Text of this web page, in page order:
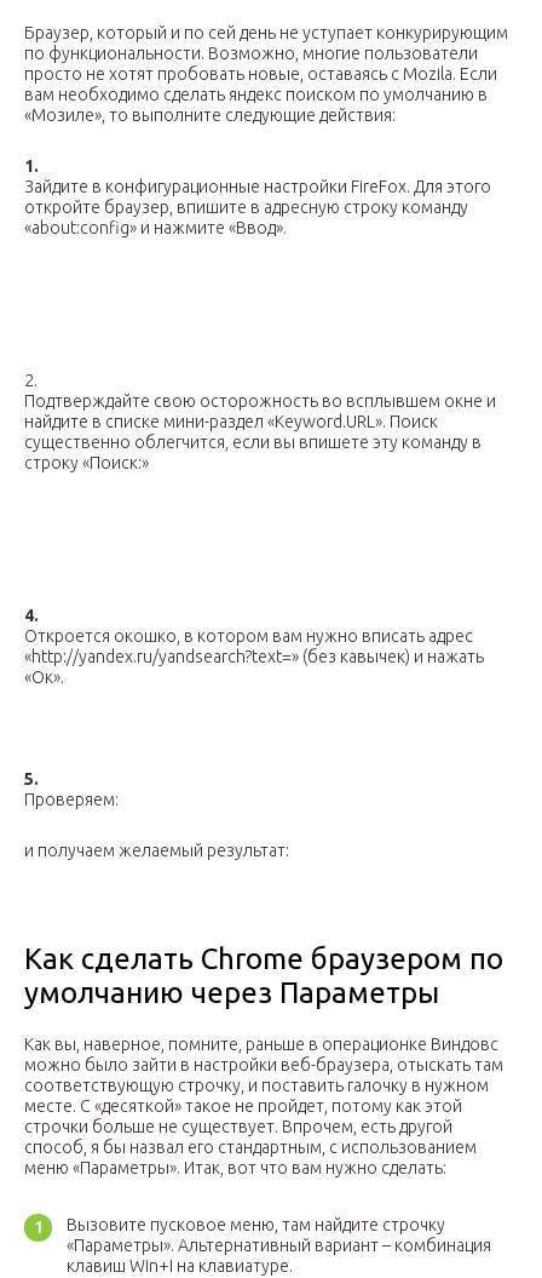
Браузер, который и по сей день не уступает конкурирующим
по функциональности. Возможно, многие пользователи
просто не хотят пробовать новые, оставаясь с Mozila. Если
вам необходимо сделать яндекс поиском по умолчанию в
«Мозиле», то выполните следующие действия:
1.
Зайдите в конфигурационные настройки FireFox. Для этого
откройте браузер, впишите в адресную строку команду
«about:config» и нажмите «Ввод».
2.
Подтверждайте свою осторожность во всплывшем окне и
найдите в списке мини-раздел «Keyword.URL». Поиск
существенно облегчится, если вы впишете эту команду в
строку «Поиск:»
4.
Откроется окошко, в котором вам нужно вписать адрес
«http://yandex.ru/yandsearch?text=» (без кавычек) и нажать
«Ок».
5.
Проверяем:
и получаем желаемый результат:
Как сделать Chrome браузером по
умолчанию через Параметры
Как вы, наверное, помните, раньше в операционке Виндовс
можно было зайти в настройки веб-браузера, отыскать там
соответствующую строчку, и поставить галочку в нужном
месте. С «десяткой» такое не пройдет, потому как этой
строчки больше не существует. Впрочем, есть другой
способ, я бы назвал его стандартным, с использованием
меню «Параметры». Итак, вот что вам нужно сделать:
Вызовите пусковое меню, там найдите строчку
«Параметры». Альтернативный вариант – комбинация
клавиш Win+I на клавиатуре.